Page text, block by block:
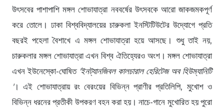
উৎসবের পাশাপাশি মঙ্গল শোভাযাত্রা নববর্ষের উৎসবকে আরো জাকজমকপূর্ণ
করে তোলে। ঢাকা বিশ্ববিদ্যালয়ের চারুকলা ইনস্টিটিউটের উদ্যোগে প্রতি
বছরই পহেলা বৈশাখে এ মঙ্গল শোভাযাত্রা হয়ে আসছে। শুধু তাই নয়,
চারুকলার মঙ্গল শোভাযাত্রা এখন বিশ্ব ঐতিহ্যেরও অংশ। মঙ্গল শোভাযাত্রা
এখন ইউনেস্কো-ঘোষিত 'ইনট্যানজিবল কালচারাল হেরিটেজ অব হিউম্যানিটি
। এই শোভাযাত্রায় রং বেরংয়ের বিভিন্ন প্রাণীর প্রতিলিপি, মুখোশ ও
বিভিন্ন ধরনের প্রতীকী উপকরণ বহন করা হয়। নাচে-গানে মুখোরিত হয় পুরো